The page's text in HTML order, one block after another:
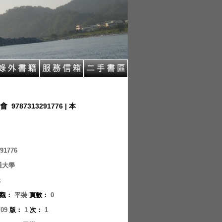
9787313291776 | 本
大學
： 平裝 頁數 ： 0
版 ： 1 次 ： 1